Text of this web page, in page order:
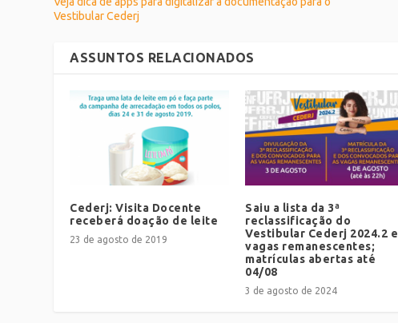
Vestibular Cederj
ASSUNTOS RELACIONADOS
Cederj: Visita Docente
receberá doação de leite
23 de agosto de 2019
Saiu a lista da 3ª
reclassificação do
Vestibular Cederj 2024.2 e
vagas remanescentes;
matrículas abertas até
04/08
3 de agosto de 2024